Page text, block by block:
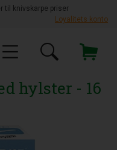
til knivskarpe priser
Loyalitets konto
hylster - 16